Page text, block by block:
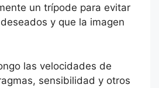
un trípode para evitar
y que la imagen
las velocidades de
sensibilidad y otros